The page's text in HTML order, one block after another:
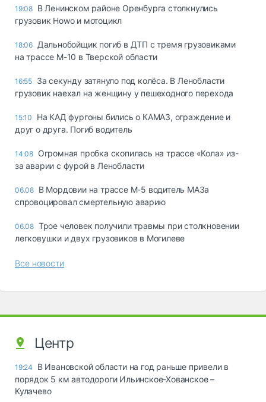
19:08 В Ленинском районе Оренбурга столкнулись
грузовик Howo и мотоцикл
18:06 Дальнобойщик погиб в ДТП с тремя грузовиками
на трассе М-10 в Тверской области
16:55 За секунду затянуло под колёса. В Ленобласти
грузовик наехал на женщину у пешеходного перехода
15:10
На КАД фургоны бились о КАМАЗ, ограждение и
друг о друга. Погиб водитель
14:08 Огромная пробка скопилась на трассе «Кола» из-
за аварии с фурой в Ленобласти
06.08 В Мордовии на трассе М-5 водитель МАЗа
спровоцировал смертельную аварию
06.08 Трое человек получили травмы при столкновении
легковушки и двух грузовиков в Могилеве
Все новости
Центр
19:24
В Ивановской области на год раньше привели в
порядок 5 км автодороги Ильинское-Хованское –
Кулачево